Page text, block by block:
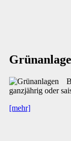
ganzjährig oder
[mehr]